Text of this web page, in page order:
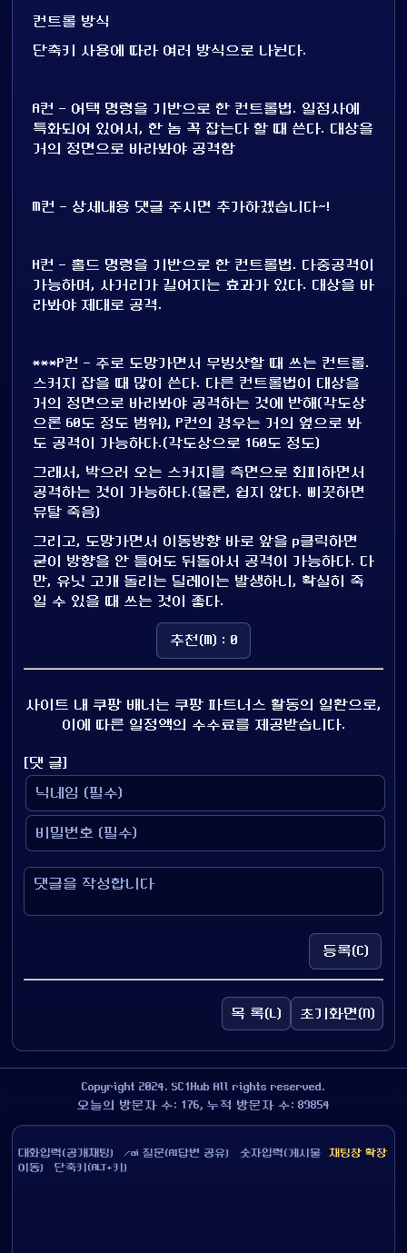
컨트롤 방식
단축키 사용에 따라 여러 방식으로 나뉜다.
A컨 - 어택 명령을 기반으로 한 컨트롤법. 일점사에
특화되어 있어서, 한 놈 꼭 잡는다 할 때 쓴다. 대상을
거의 정면으로 바라봐야 공격함
M컨 - 상세내용 댓글 주시면 추가하겠습니다~!
H컨 - 홀드 명령을 기반으로 한 컨트롤법. 다중공격이
가능하며, 사거리가 길어지는 효과가 있다. 대상을 바
라봐야 제대로 공격.
***P컨 - 주로 도망가면서 무빙샷할 때 쓰는 컨트롤.
스커지 잡을 때 많이 쓴다. 다른 컨트롤법이 대상을
거의 정면으로 바라봐야 공격하는 것에 반해(각도상
으론 60도 정도 범위), P컨의 경우는 거의 옆으로 봐
도 공격이 가능하다.(각도상으로 160도 정도)
그래서, 박으러 오는 스커지를 측면으로 회피하면서
공격하는 것이 가능하다.(물론, 쉽지 않다. 삐끗하면
뮤탈 죽음)
그리고, 도망가면서 이동방향 바로 앞을 p클릭하면
굳이 방향을 안 틀어도 뒤돌아서 공격이 가능하다. 다
만, 유닛 고개 돌리는 딜레이는 발생하니, 확실히 죽
일 수 있을 때 쓰는 것이 좋다.
추천(M) : 0
사이트 내 쿠팡 배너는 쿠팡 파트너스 활동의 일환으로,
이에 따른 일정액의 수수료를 제공받습니다.
[댓 글]
등록(C)
목 록(L) 초기화면(N)
Copyright 2024. SC1Hub All rights reserved.
오늘의 방문자 수: 176, 누적 방문자 수: 89854
대화입력(공개채팅) /ai 질문(AI답변 공유) 숫자입력(게시물
이동) 단축키(ALT+키)
채팅창 확장